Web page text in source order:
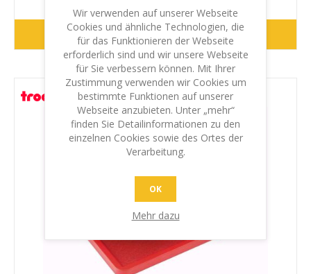
WEITER
Wir verwenden auf unserer Webseite
Cookies und ähnliche Technologien, die
für das Funktionieren der Webseite
erforderlich sind und wir unsere Webseite
für Sie verbessern können. Mit Ihrer
Zustimmung verwenden wir Cookies um
bestimmte Funktionen auf unserer
Webseite anzubieten. Unter „mehr“
finden Sie Detailinformationen zu den
einzelnen Cookies sowie des Ortes der
Verarbeitung.
OK
Mehr dazu